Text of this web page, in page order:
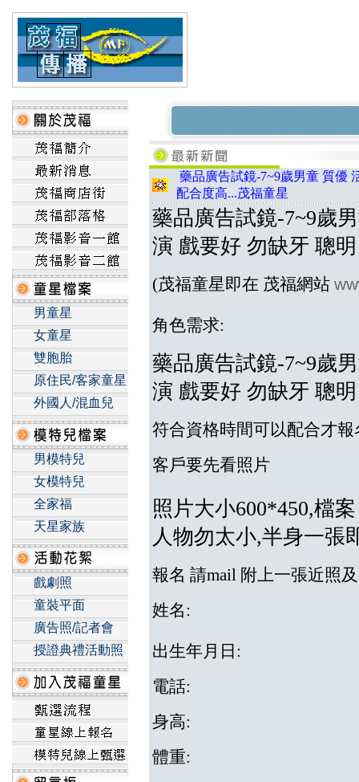
男童星
女童星
雙胞胎
原住民/客家童星
外國人/混血兒
男模特兒
女模特兒
全家福
天星家族
戲劇照
童裝平面
廣告照/記者會
授證典禮活動照
藥品廣告試鏡-7~9歲男童 質優
配合度高...茂福童星
藥品廣告試鏡-7~9歲
演 戲要好 勿缺牙 聰
(茂福童星即在 茂福網站
角色需求:
藥品廣告試鏡-7~9歲
演 戲要好 勿缺牙 聰
符合資格時間可以配合才報
客戶要先看照片
照片大小600*450,檔
人物勿太小,半身一張
報名 請mail 附上一張近照
姓名:
出生年月日:
電話:
身高:
體重: